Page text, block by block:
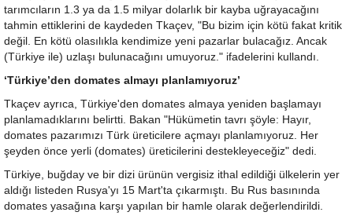
tarımcıların 1.3 ya da 1.5 milyar dolarlık bir kayba uğrayacağını
tahmin ettiklerini de kaydeden Tkaçev, "Bu bizim için kötü fakat kritik
değil. En kötü olasılıkla kendimize yeni pazarlar bulacağız. Ancak
(Türkiye ile) uzlaşı bulunacağını umuyoruz." ifadelerini kullandı.
‘Türkiye’den domates almayı planlamıyoruz’
Tkaçev ayrıca, Türkiye'den domates almaya yeniden başlamayı
planlamadıklarını belirtti. Bakan "Hükümetin tavrı şöyle: Hayır,
domates pazarımızı Türk üreticilere açmayı planlamıyoruz. Her
şeyden önce yerli (domates) üreticilerini destekleyeceğiz" dedi.
Türkiye, buğday ve bir dizi ürünün vergisiz ithal edildiği ülkelerin yer
aldığı listeden Rusya'yı 15 Mart'ta çıkarmıştı. Bu Rus basınında
domates yasağına karşı yapılan bir hamle olarak değerlendirildi.